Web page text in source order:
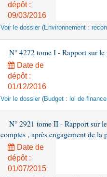
dépôt :
09/03/2016
Voir le dossier (Environnement :
N° 4272 tome I - Rapport sur
Date de
dépôt :
01/12/2016
Voir le dossier (Budget : loi de
N° 2921 tome II - Rapport sur
comptes , après engagement de la
Date de
dépôt :
01/07/2015